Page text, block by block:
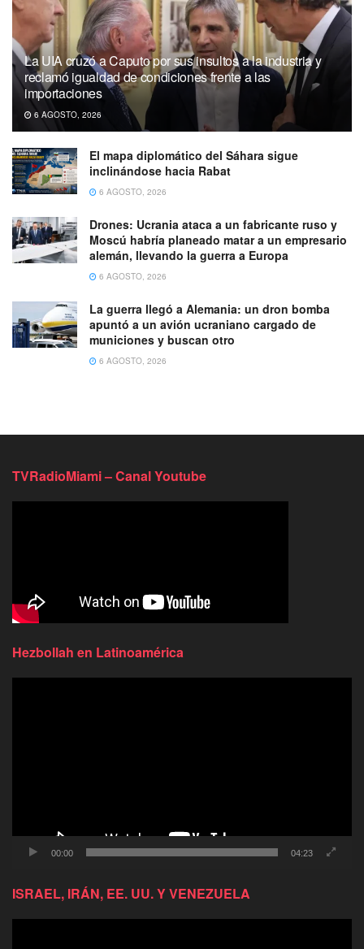
La UIA cruzó a Caputo por sus insultos a la industria y
reclamó igualdad de condiciones frente a las
importaciones
6 AGOSTO, 2026
El mapa diplomático del Sáhara sigue
inclinándose hacia Rabat
6 AGOSTO, 2026
Drones: Ucrania ataca a un fabricante ruso y
Moscú habría planeado matar a un empresario
alemán, llevando la guerra a Europa
6 AGOSTO, 2026
La guerra llegó a Alemania: un dron bomba
apuntó a un avión ucraniano cargado de
municiones y buscan otro
6 AGOSTO, 2026
TVRadioMiami – Canal Youtube
Hezbollah en Latinoamérica
00:00 04:23
ISRAEL, IRÁN, EE. UU. Y VENEZUELA